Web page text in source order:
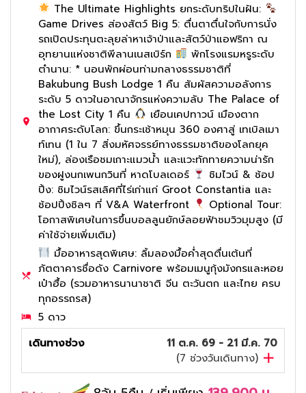
The Ultimate Highlights ยกระดับทริปในฝัน:
Game Drives ส่องสัตว์ Big 5: ตื่นตาตื่นใจกับการนั่ง
รถเปิดประทุนตะลุยล่าหาเจ้าป่าและสัตว์ป่าแอฟริกา ณ
อุทยานแห่งชาติพีลานเนสเบิร์ก
พักโรงแรมหรูระดับ
ตำนาน: * นอนพักผ่อนท่ามกลางธรรมชาติที่
Bakubung Bush Lodge 1 คืน สัมผัสความอลังการ
ระดับ 5 ดาวในอาณาจักรแห่งความลับ The Palace of
the Lost City 1 คืน
เยือนเคปทาวน์ เมืองตาก
อากาศระดับโลก: ขึ้นกระเช้าหมุน 360 องศาสู่ เทเบิลเมา
ท์เทน (1 ใน 7 สิ่งมหัศจรรย์ทางธรรมชาติของโลกยุค
ใหม่), ล่องเรือชมเกาะแมวน้ำ และแวะทักทายความน่ารัก
ของฝูงนกเพนกวินที่ หาดโบลเดอร์
ชิมไวน์ & ช้อป
ปิ้ง: ชิมไวน์รสเลิศที่ไร่เก่าแก่ Groot Constantia และ
ช้อปปิ้งชิลๆ ที่ V&A Waterfront
Optional Tour:
โอกาสพิเศษในการขึ้นบอลลูนยักษ์ลอยฟ้าชมวิวมุมสูง (มี
ค่าใช้จ่ายเพิ่มเติม)
มื้ออาหารสุดพิเศษ: ลิ้มลองมื้อค่ำสุดตื่นเต้นที่
ภัตตาคารชื่อดัง Carnivore พร้อมเมนูกุ้งมังกรและหอย
เป๋าฮื้อ (รวมอาหารนานาชาติ จีน ตะวันตก และไทย ครบ
ทุกอรรถรส)
5 ดาว
เดินทางช่วง
11 ต.ค. 69 - 21 มี.ค. 70
(7 ช่วงวันเดินทาง)